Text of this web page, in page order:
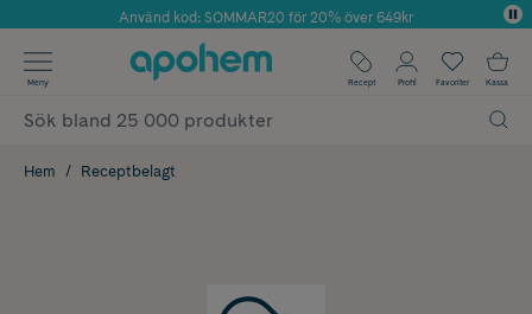
Årets Butik 2025 inom Skönhet
Använd kod: SOMMAR20 för 20% över 649kr
✓ Fri frakt
✓ Poäng på alla köp*
Meny Recept Profil Favoriter Kassa
Hem Receptbelagt